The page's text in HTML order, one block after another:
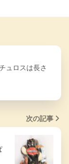
ュロスは長さ
次の記事